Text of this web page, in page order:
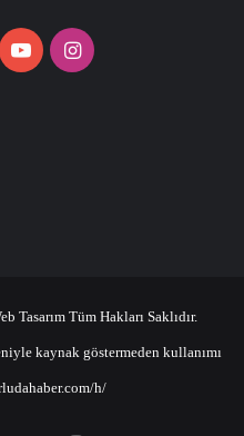
YouTubeInstagram
Tüm Hakları Saklıdır.
kaynak göstermeden kullanımı
h/